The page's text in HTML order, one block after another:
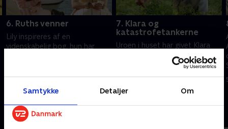
Samtykke Detaljer Om
6. Ruths venner
Lily inspireres af en
videnskabelig bog, hun har
omkring angrebshuset. Ruth får
5. juni 2023 • 22 min
7. Klara og
katastrofetankerne
Uroen i huset har givet Klara
katastrofetanker. Selvfølgelig
smitter det af på Mats, der
5. juni 2023 • 21 min
Andre så også